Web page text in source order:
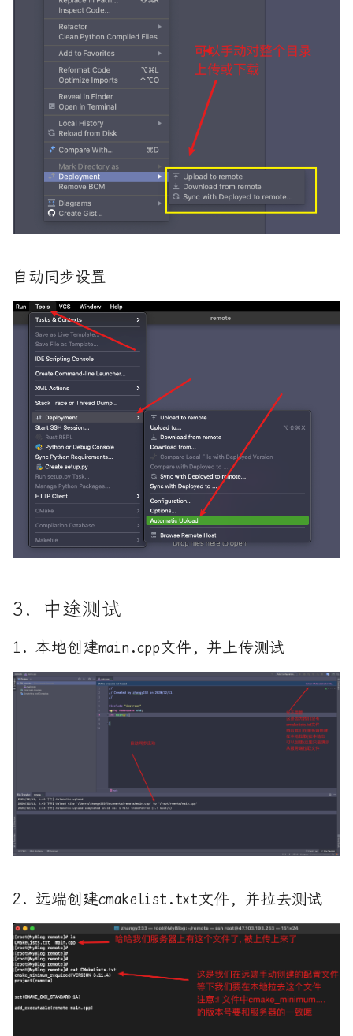
间复杂度
REST framework入坑(1)-简介
REST framework入坑(10)-
ModelViewSet模型类视图集
REST framework入坑(11)-
Routers(路由)
REST framework入坑(2)-序列
化
REST framework入坑(4)-反序
列化
REST framework入坑(5)-模型
类序列化器
REST framework入坑(6)-
Request和Response
REST framework入坑(7)-DRF
的基类和继承关系图
REST framework入坑(8)-DRF
REST framework入坑(9)-
Redis-缓存有效期与淘汰策略
Redis-缓存穿透and缓存雪崩
Redis_01-PY连接配置与基本
语法
Redis_02-事务
观锁
Redis_05-分布式设计-哨兵
Rust-tonic(gRPC实现)
c plus plus程序设计语言完
rust中的内存布局
rust和python一些性能基准测
试以及pyo3的基本使用
rust基础语句LLVM IR以及汇
编分析
Rust系统编程: 查看最近的一
次系统调用发生的错误
strace 简单入门
mongo-c-driver和rust的笔记
五种IO模型透彻分析
什么是 Rust 宏？ —— 浅谈
Rust 宏
什么是move？理解C++ Value
categories，move， move
in Rust
从4行代码看c++右值引用
从prctl函数开始学习沙箱规
sys_call_64系统调用入口进
借由系统调用实现 Linux 原
关于 脚本语言loxrs的文法
关于python的process_time和
Thread_time
内存分配对多线程程序性能的
在Rust里访问所有者的数据
基于kvm-qemu使用rust开发一
个命令行cheat engine
自动同步设置
3. 中途测试
1. 本地创建main.cpp文件, 并上传测试
2. 远端创建cmakelist.txt文件, 并拉去测试